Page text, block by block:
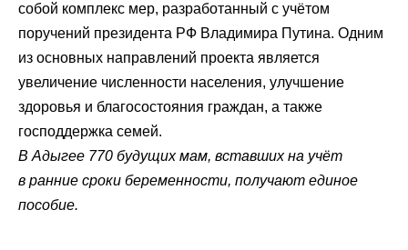
собой комплекс мер, разработанный с учётом
поручений президента РФ Владимира Путина. Одним
из основных направлений проекта является
увеличение численности населения, улучшение
здоровья и благосостояния граждан, а также
господдержка семей.
В Адыгее 770 будущих мам, вставших на учёт
в ранние сроки беременности, получают единое
пособие.